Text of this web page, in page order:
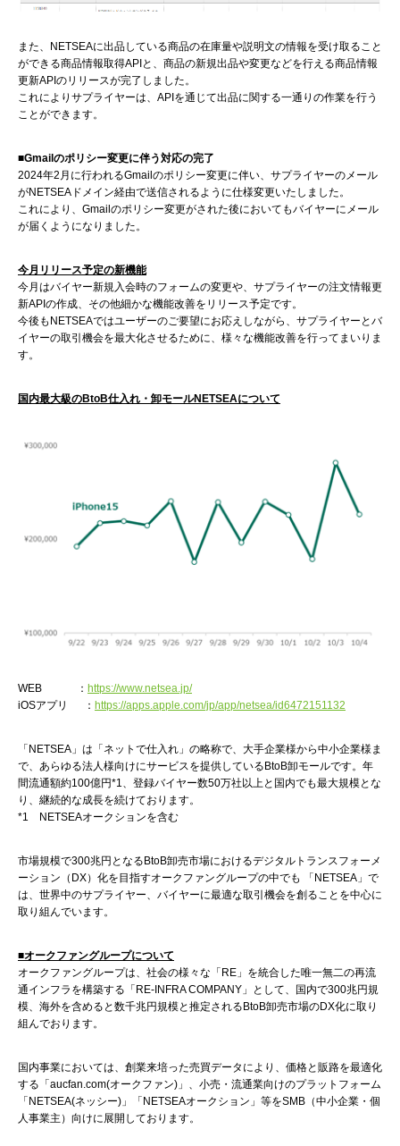
また、NETSEAに出品している商品の在庫量や説明文の情報を受け取ること
ができる商品情報取得APIと、商品の新規出品や変更などを行える商品情報
更新APIのリリースが完了しました。
これによりサプライヤーは、APIを通じて出品に関する一通りの作業を行う
ことができます。
■Gmailのポリシー変更に伴う対応の完了
2024年2月に行われるGmailのポリシー変更に伴い、サプライヤーのメール
がNETSEAドメイン経由で送信されるように仕様変更いたしました。
これにより、Gmailのポリシー変更がされた後においてもバイヤーにメール
が届くようになりました。
今月リリース予定の新機能
今月はバイヤー新規入会時のフォームの変更や、サプライヤーの注文情報更
新APIの作成、その他細かな機能改善をリリース予定です。
今後もNETSEAではユーザーのご要望にお応えしながら、サプライヤーとバ
イヤーの取引機会を最大化させるために、様々な機能改善を行ってまいりま
す。
国内最大級のBtoB仕入れ・卸モールNETSEAについて
WEB ： https://www.netsea.jp/
iOSアプリ ： https://apps.apple.com/jp/app/netsea/id6472151132
「NETSEA」は「ネットで仕入れ」の略称で、大手企業様から中小企業様ま
で、あらゆる法人様向けにサービスを提供しているBtoB卸モールです。年
間流通額約100億円*1、登録バイヤー数50万社以上と国内でも最大規模とな
り、継続的な成長を続けております。
*1 NETSEAオークションを含む
市場規模で300兆円となるBtoB卸売市場におけるデジタルトランスフォーメ
ーション（DX）化を目指すオークファングループの中でも 「NETSEA」で
は、世界中のサプライヤー、バイヤーに最適な取引機会を創ることを中心に
取り組んでいます。
■オークファングループについて
オークファングループは、社会の様々な「RE」を統合した唯一無二の再流
通インフラを構築する「RE-INFRA COMPANY」として、国内で300兆円規
模、海外を含めると数千兆円規模と推定されるBtoB卸売市場のDX化に取り
組んでおります。
国内事業においては、創業来培った売買データにより、価格と販路を最適化
する「aucfan.com(オークファン)」、小売・流通業向けのプラットフォーム
「NETSEA(ネッシー)」「NETSEAオークション」等をSMB（中小企業・個
人事業主）向けに展開しております。